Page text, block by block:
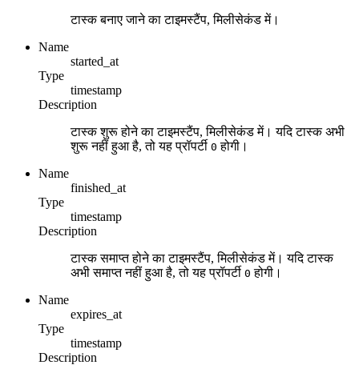
टास्क बनाए जाने का टाइमस्टैंप, मिलीसेकंड में।
Name
started_at
Type
timestamp
Description
टास्क शुरू होने का टाइमस्टैंप, मिलीसेकंड में। यदि टास्क अभी
शुरू नहीं हुआ है, तो यह प्रॉपर्टी 0 होगी।
Name
finished_at
Type
timestamp
Description
टास्क समाप्त होने का टाइमस्टैंप, मिलीसेकंड में। यदि टास्क
अभी समाप्त नहीं हुआ है, तो यह प्रॉपर्टी 0 होगी।
Name
expires_at
Type
timestamp
Description